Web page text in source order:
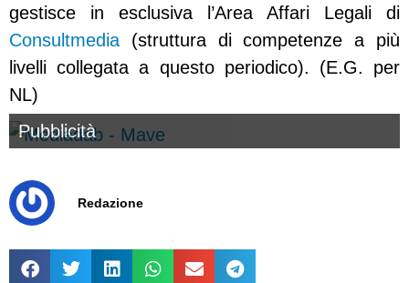
gestisce in esclusiva l’Area Affari Legali di
Consultmedia (struttura di competenze a più
livelli collegata a questo periodico). (E.G. per
NL)
Pubblicità
Redazione